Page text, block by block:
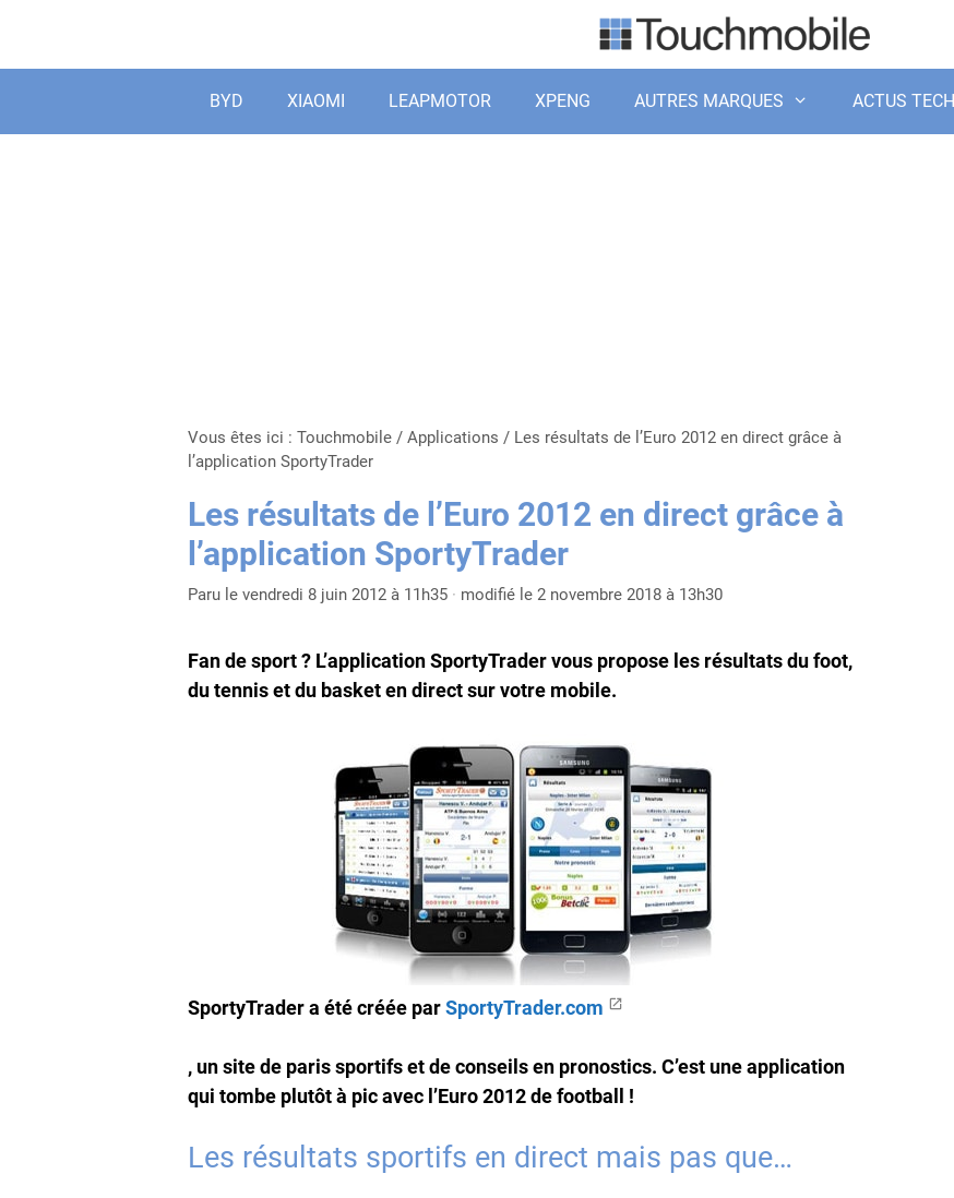
contenu
BYD XIAOMI LEAPMOTOR XPENG AUTRES MARQUES ACTUS TECH
Vous êtes ici : Touchmobile / Applications / Les résultats de l’Euro 2012 en direct grâce à
l’application SportyTrader
Les résultats de l’Euro 2012 en direct grâce à
l’application SportyTrader
Paru le vendredi 8 juin 2012 à 11h35 · modifié le 2 novembre 2018 à 13h30
Fan de sport ? L’application SportyTrader vous propose les résultats du foot,
du tennis et du basket en direct sur votre mobile.
SportyTrader a été créée parSportyTrader.com
, un site de paris sportifs et de conseils en pronostics. C’est une application
qui tombe plutôt à pic avec l’Euro 2012 de football !
Les résultats sportifs en direct mais pas que…